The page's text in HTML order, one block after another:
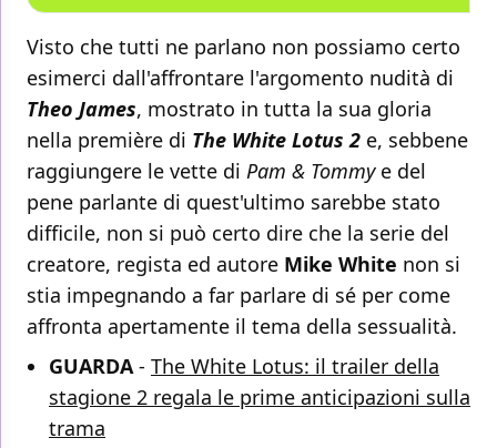
Visto che tutti ne parlano non possiamo certo
esimerci dall'affrontare l'argomento nudità di
Theo James, mostrato in tutta la sua gloria
nella première di The White Lotus 2 e, sebbene
raggiungere le vette di Pam & Tommy e del
pene parlante di quest'ultimo sarebbe stato
difficile, non si può certo dire che la serie del
creatore, regista ed autore Mike White non si
stia impegnando a far parlare di sé per come
affronta apertamente il tema della sessualità.
GUARDA- The White Lotus: il trailer della
stagione 2 regala le prime anticipazioni sulla
trama